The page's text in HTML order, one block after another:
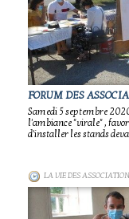
FORUM DES
Samedi 5 septembre
l'ambiance "virale" ,
d'installer les stands
LA VIE DES